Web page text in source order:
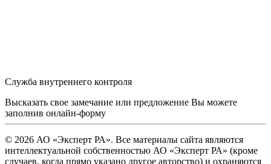
Служба внутреннего контроля
Высказать свое замечание или предложение Вы можете
заполнив онлайн-форму
© 2026 АО «Эксперт РА». Все материалы сайта являются
интеллектуальной собственностью АО «Эксперт РА» (кроме
случаев, когда прямо указано другое авторство) и охраняются